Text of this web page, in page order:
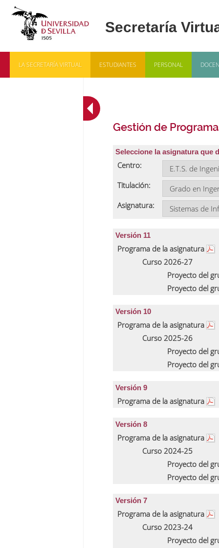
LA SECRETARÍA VIRTUAL ESTUDIANTES PERSONAL
Gestión de
Seleccione la asignatura que
Centro:
Titulación:
Asignatura:
Versión 11
Programa de la asignatura
Curso 2026-27
Proyecto del
Proyecto del
Versión 10
Programa de la asignatura
Curso 2025-26
Proyecto del
Proyecto del
Versión 9
Programa de la asignatura
Versión 8
Programa de la asignatura
Curso 2024-25
Proyecto del
Proyecto del
Versión 7
Programa de la asignatura
Curso 2023-24
Proyecto del